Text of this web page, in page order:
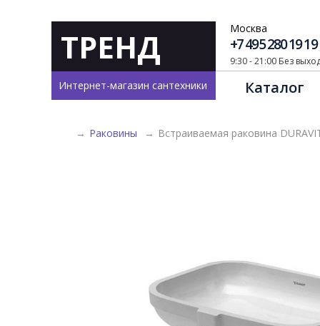
ТРЕНД
Интернет-магазин сантехники
Москва
+7 495 280 19 19
9:30 - 21:00 Без
Каталог
→ Раковины → Встраиваемая раковина